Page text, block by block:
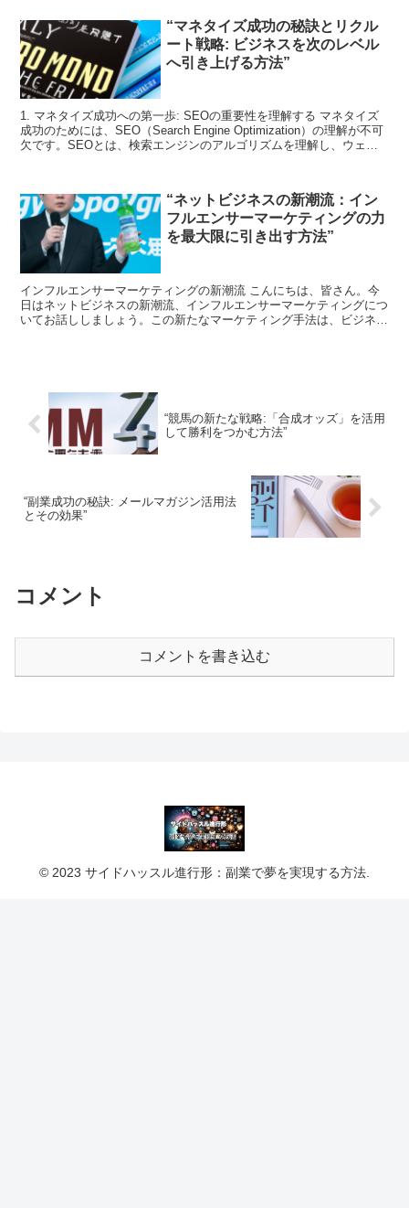
“マネタイズ成功の秘訣とリクル
ート戦略: ビジネスを次のレベル
へ引き上げる方法”
1. マネタイズ成功への第一歩: SEOの重要性を理解する マネタイズ
成功のためには、SEO（Search Engine Optimization）の理解が不可
欠です。SEOとは、検索エンジンのアルゴリズムを理解し、ウェブ
“ネットビジネスの新潮流：イン
フルエンサーマーケティングの力
を最大限に引き出す方法”
インフルエンサーマーケティングの新潮流 こんにちは、皆さん。今
日はネットビジネスの新潮流、インフルエンサーマーケティングにつ
いてお話ししましょう。この新たなマーケティング手法は、ビジネス
“競馬の新たな戦略:「合成オッズ」を活用
して勝利をつかむ方法”
“副業成功の秘訣: メールマガジン活用法
とその効果”
コメント
コメントを書き込む
© 2023 サイドハッスル進行形：副業で夢を実現する方法.